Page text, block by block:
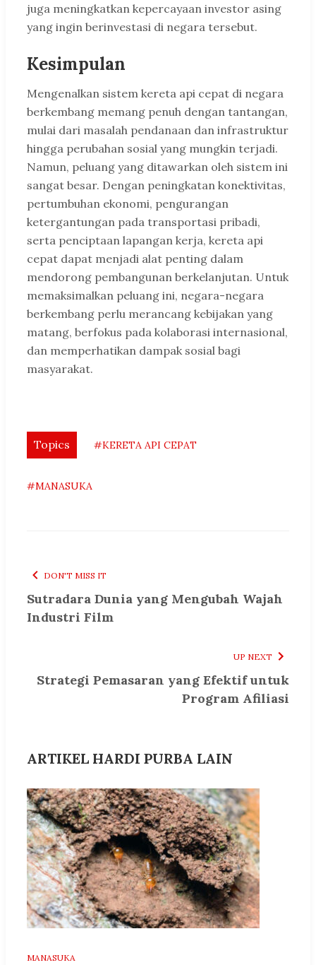
juga meningkatkan kepercayaan investor asing
yang ingin berinvestasi di negara tersebut.
Kesimpulan
Mengenalkan sistem kereta api cepat di negara
berkembang memang penuh dengan tantangan,
mulai dari masalah pendanaan dan infrastruktur
hingga perubahan sosial yang mungkin terjadi.
Namun, peluang yang ditawarkan oleh sistem ini
sangat besar. Dengan peningkatan konektivitas,
pertumbuhan ekonomi, pengurangan
ketergantungan pada transportasi pribadi,
serta penciptaan lapangan kerja, kereta api
cepat dapat menjadi alat penting dalam
mendorong pembangunan berkelanjutan. Untuk
memaksimalkan peluang ini, negara-negara
berkembang perlu merancang kebijakan yang
matang, berfokus pada kolaborasi internasional,
dan memperhatikan dampak sosial bagi
masyarakat.
Topics #KERETA API CEPAT
#MANASUKA
DON'T MISS IT
Sutradara Dunia yang Mengubah Wajah
Industri Film
UP NEXT
Strategi Pemasaran yang Efektif untuk
Program Afiliasi
ARTIKEL HARDI PURBA LAIN
MANASUKA